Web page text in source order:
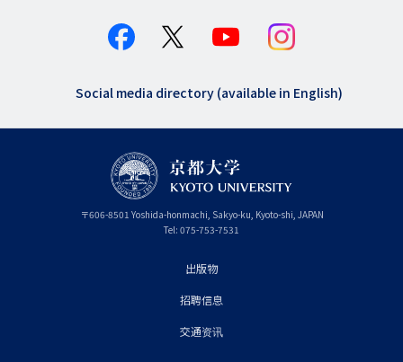
Social media directory (available in English)
〒606-8501 Yoshida-honmachi, Sakyo-ku, Kyoto-shi, Kyoto
JAPAN
Tel: 075-753-7531
出版物
招聘信息
交通资讯